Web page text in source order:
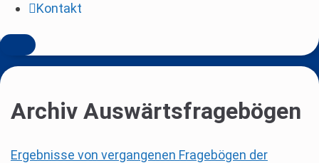
Kontakt
Archiv Auswärtsfragebögen
Ergebnisse von vergangenen Fragebögen der